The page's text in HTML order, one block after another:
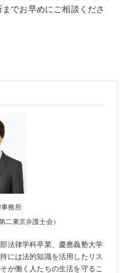
でお早めにご相談くださ
務所
第二東京弁護士会）
法律学科卒業、慶應義塾大学
には法的知識を活用したリス
が働く人たちの生活を守るこ